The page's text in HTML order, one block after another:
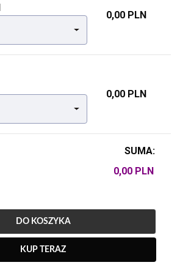
0,00 PLN
0,00 PLN
SUMA:
DO KOSZYKA
KUP TERAZ